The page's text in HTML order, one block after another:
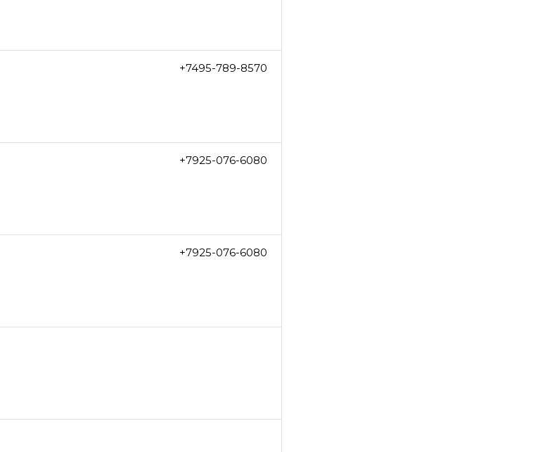
+7495-789-8570
+7925-076-6080
+7925-076-6080